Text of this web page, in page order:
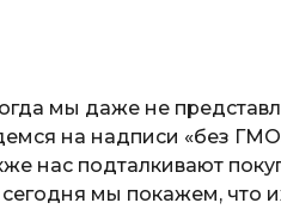
мы даже не
на надписи «без
нас подталкивают
мы покажем, что